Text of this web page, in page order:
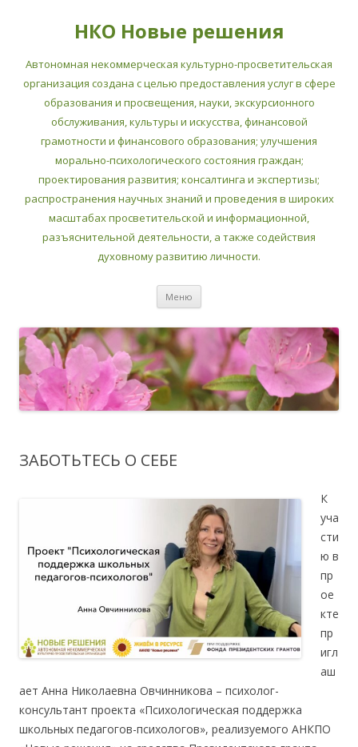
НКО Новые решения
Автономная некоммерческая культурно-просветительская
организация создана с целью предоставления услуг в сфере
образования и просвещения, науки, экскурсионного
обслуживания, культуры и искусства, финансовой
грамотности и финансового образования; улучшения
морально-психологического состояния граждан;
проектирования развития; консалтинга и экспертизы;
распространения научных знаний и проведения в широких
масштабах просветительской и информационной,
разъяснительной деятельности, а также содействия
духовному развитию личности.
Меню
ЗАБОТЬТЕСЬ О СЕБЕ
К
уча
сти
ю в
пр
ое
кте
пр
игл
аш
ает Анна Николаевна Овчинникова – психолог-
консультант проекта «Психологическая поддержка
школьных педагогов-психологов», реализуемого АНКПО